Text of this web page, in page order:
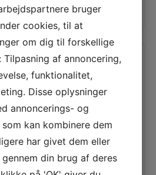
LÆS MERE
GEORG JENSEN
bruger
cookies, til at
om dig til forskellige
Tilpasning af annoncering,
funktionalitet,
Disse oplysninger
annoncerings- og
kan kombinere dem
har givet dem eller
din brug af deres